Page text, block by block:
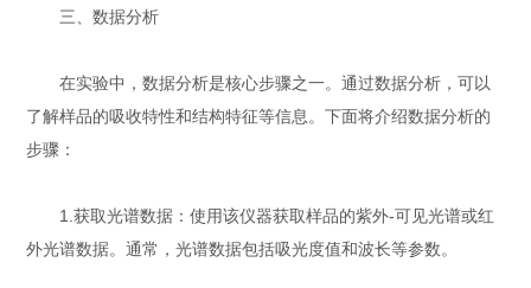
三、数据分析
在实验中，数据分析是核心步骤之一。通过数据分析，可以
了解样品的吸收特性和结构特征等信息。下面将介绍数据分析的
步骤：
1.获取光谱数据：使用该仪器获取样品的紫外-可见光谱或红
外光谱数据。通常，光谱数据包括吸光度值和波长等参数。